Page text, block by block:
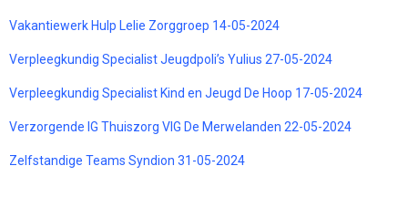
Vakantiewerk Hulp Lelie Zorggroep 14-05-2024
Verpleegkundig Specialist Jeugdpoli’s Yulius 27-05-2024
Verpleegkundig Specialist Kind en Jeugd De Hoop 17-05-2024
Verzorgende IG Thuiszorg VIG De Merwelanden 22-05-2024
Zelfstandige Teams Syndion 31-05-2024